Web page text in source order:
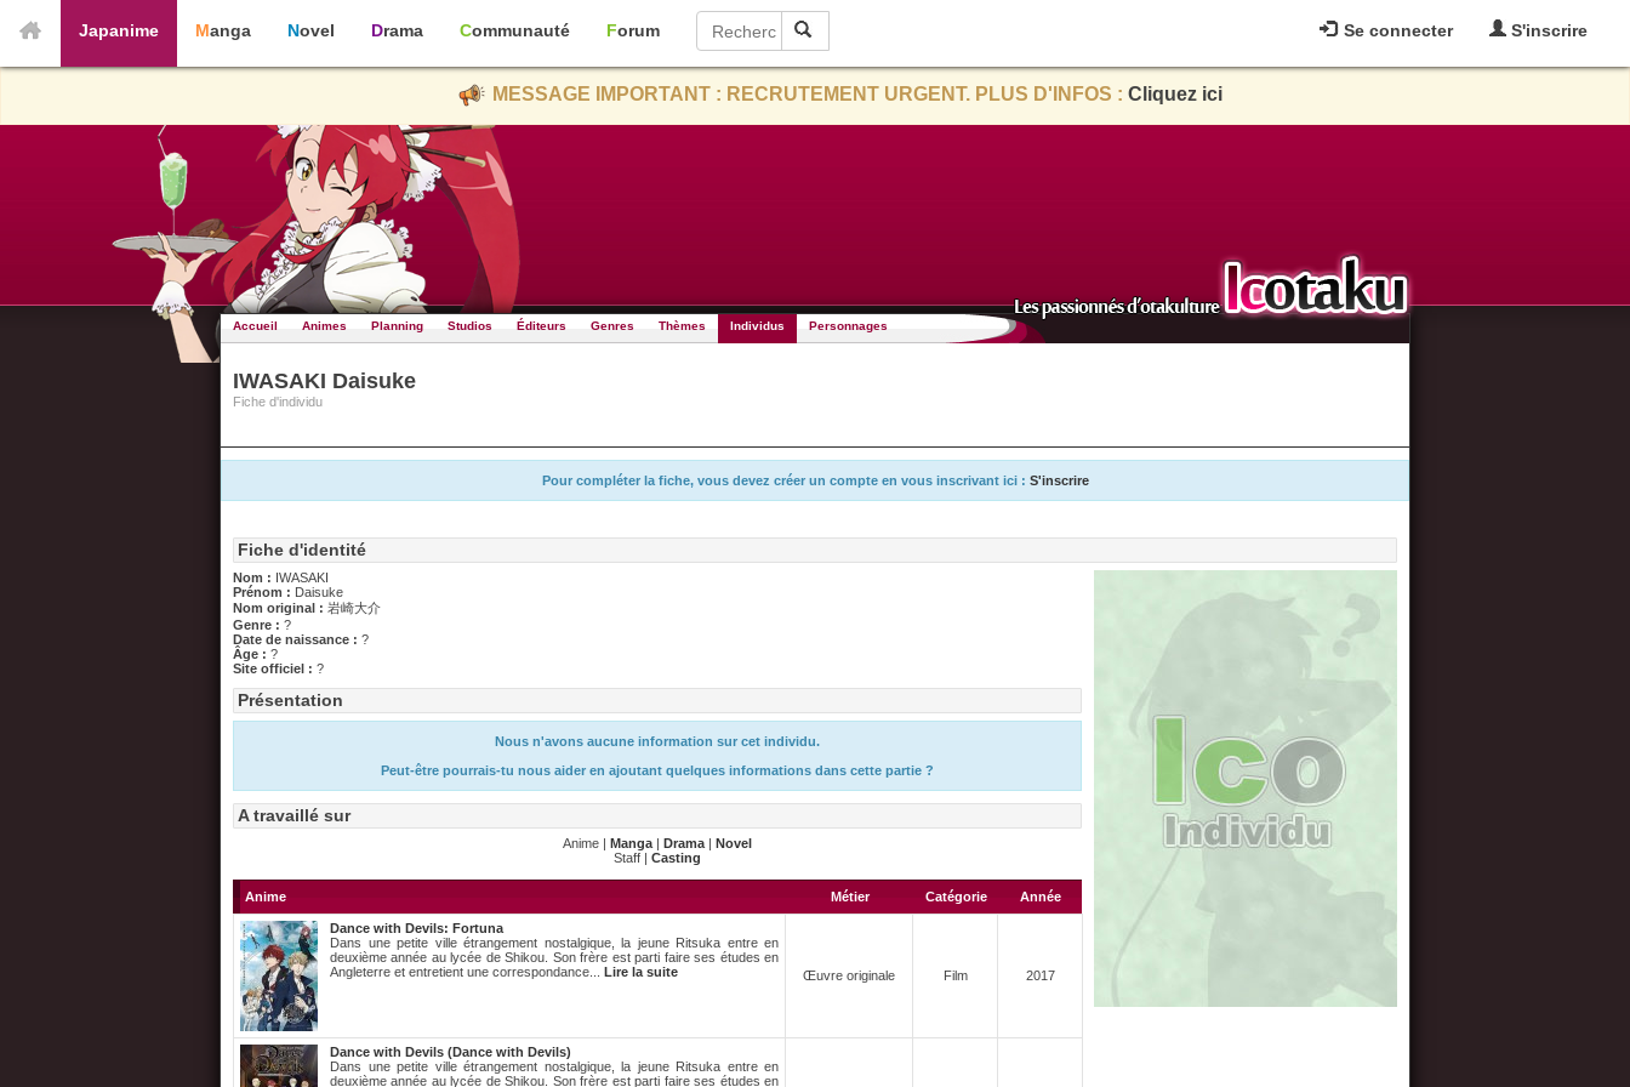
Se connecter S'inscrire
Japanime Manga Novel Drama Communauté Forum
MESSAGE IMPORTANT : RECRUTEMENT URGENT. PLUS D'INFOS : Cliquez ici
Accueil Animes Planning Studios Éditeurs Genres Thèmes Individus Personnages
IWASAKI Daisuke
Fiche d'individu
Pour compléter la fiche, vous devez créer un compte en vous inscrivant ici : S'inscrire
Fiche d'identité
Nom : IWASAKI
Prénom : Daisuke
Nom original : 岩崎大介
Genre : ?
Date de naissance : ?
Âge : ?
Site officiel : ?
Présentation
Nous n'avons aucune information sur cet individu.
Peut-être pourrais-tu nous aider en ajoutant quelques informations dans cette partie ?
A travaillé sur
Anime | Manga | Drama | Novel
Staff | Casting
Anime Métier Catégorie Année
Dance with Devils: Fortuna
Dans une petite ville étrangement nostalgique, la jeune Ritsuka entre en
deuxième année au lycée de Shikou. Son frère est parti faire ses études en
Angleterre et entretient une correspondance... Lire la suite Œuvre originale Film 2017
Dance with Devils (Dance with Devils)
Dans une petite ville étrangement nostalgique, la jeune Ritsuka entre en
deuxième année au lycée de Shikou. Son frère est parti faire ses études en